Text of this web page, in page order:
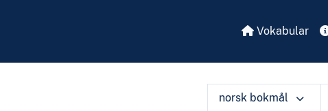
Vokabular
norsk bokmål